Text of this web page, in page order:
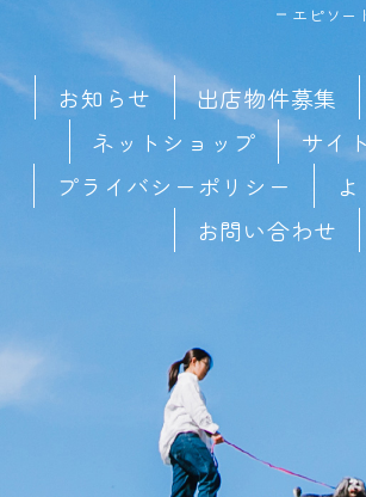
エピソー
お知らせ 出店物件募集
ネットショップ
サイ
プライバシーポリシー
お問い合わせ